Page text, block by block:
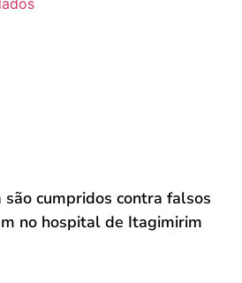
são cumpridos contra falsos
no hospital de Itagimirim